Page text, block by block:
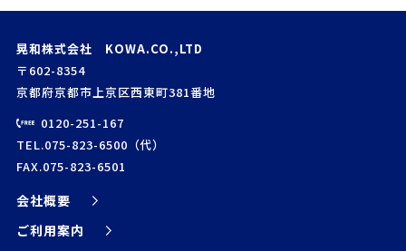
晃和株式会社 KOWA.CO.,LTD
〒602-8354
京都府京都市上京区西東町381番地
0120-251-167
TEL.075-823-6500（代）
FAX.075-823-6501
会社概要
ご利用案内